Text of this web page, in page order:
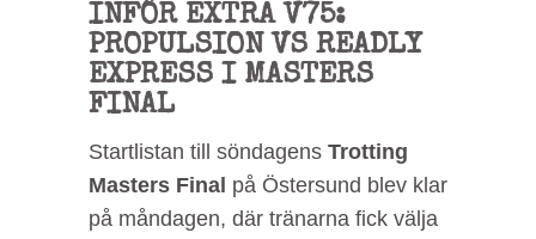
INFÖR EXTRA V75:
PROPULSION VS READLY
EXPRESS I MASTERS
FINAL
Startlistan till söndagens Trotting
Masters Final på Östersund blev klar
på måndagen, där tränarna fick välja